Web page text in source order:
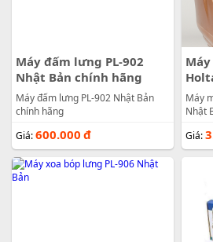
Máy đấm lưng PL-902
Nhật Bản chính hãng
Máy đấm lưng PL-902 Nhật Bản
chính hãng
Giá:600.000 đ
Máy
Nhật
Giá: